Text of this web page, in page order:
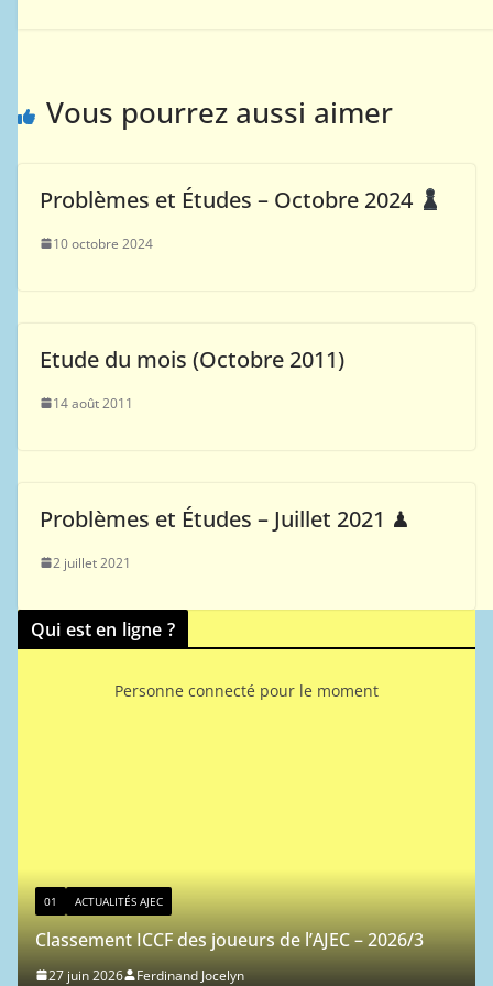
Vous pourrez aussi aimer
Problèmes et Études – Octobre 2024
10 octobre 2024
Etude du mois (Octobre 2011)
14 août 2011
Problèmes et Études – Juillet 2021 ♟
2 juillet 2021
Qui est en ligne ?
Personne connecté pour le moment
01 ACTUALITÉS AJEC
Classement ICCF des joueurs de l’AJEC – 2026/3
27 juin 2026 Ferdinand Jocelyn